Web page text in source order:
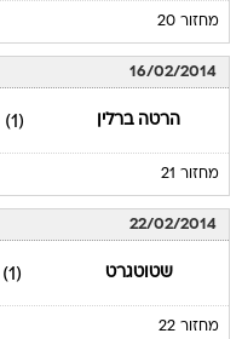
מחזור 20
16/02/2014
הרטה ברלין (1)
מחזור 21
22/02/2014
שטוטגרט (1)
מחזור 22